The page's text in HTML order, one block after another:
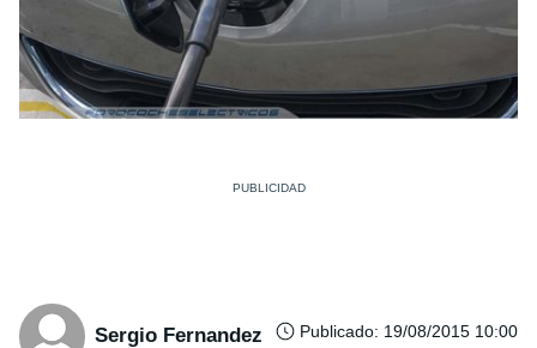
Sergio Fernandez Publicado: 19/08/2015 10:00